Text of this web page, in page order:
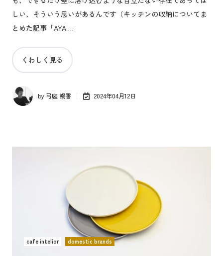
しい、そういう思いがあるんです（キッチンの収納についてま
とめた記事「AYA …
くわしく見る
by 弓庭 暢香 2024年04月12日
cafe intelior domestic brands